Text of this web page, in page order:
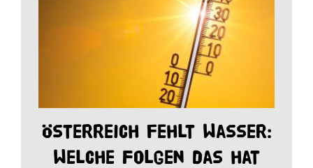
Österreich fehlt Wasser:
Welche Folgen das hat